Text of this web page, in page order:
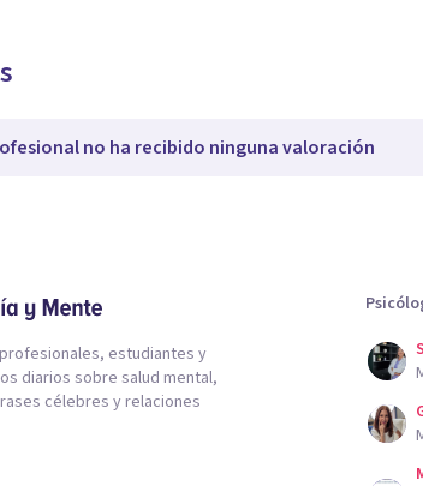
no ha recibido ninguna valoración
estudiantes y
diarios sobre salud mental,
célebres y relaciones